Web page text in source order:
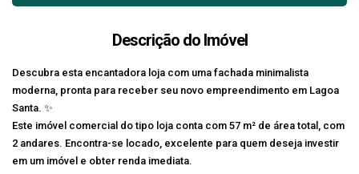
Descrição do Imóvel
Descubra esta encantadora loja com uma fachada minimalista
moderna , pronta para receber seu novo empreendimento em Lagoa
Santa. ✨
Este imóvel comercial do tipo loja conta com 57 m² de área total, com
2 andares. Encontra-se locado, excelente para quem deseja investir
em um imóvel e obter renda imediata.